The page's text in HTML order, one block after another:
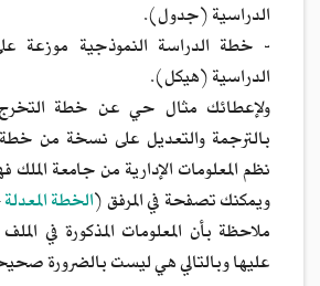
الدراسية (جدول).
- خطة الدراسة النموذجية
الدراسية (هيكل).
ولإعطائك مثال حي عن خطة
بالترجمة والتعديل على نسخة من
نظم المعلومات الإدارية من جامعة الملك
ويمكنك تصفحة في المرفق (الخطة المعدلة
ملاحظة بأن المعلومات المذكورة في
عليها وبالتالي هي ليست بالضرورة